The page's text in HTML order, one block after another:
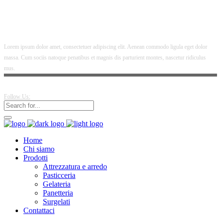
Lorem ipsum dolor amet, consectetuer adipiscing elit. Aenean commodo ligula eget dolor
massa. Cum sociis natoque penatibus et magnis dis parturient montes, nascetur ridiculus
mus.
Follow Us:
Home
Chi siamo
Prodotti
Attrezzatura e arredo
Pasticceria
Gelateria
Panetteria
Surgelati
Contattaci